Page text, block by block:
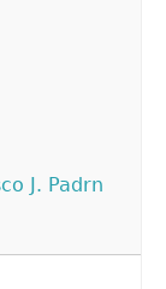
J. Padrn